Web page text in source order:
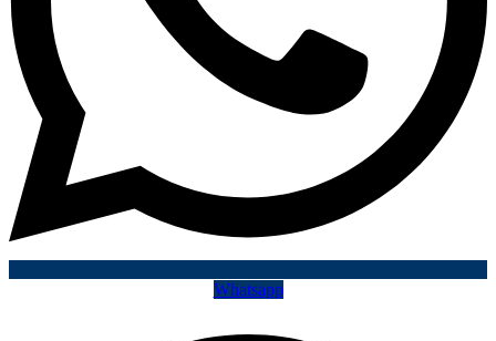
Whatsapp